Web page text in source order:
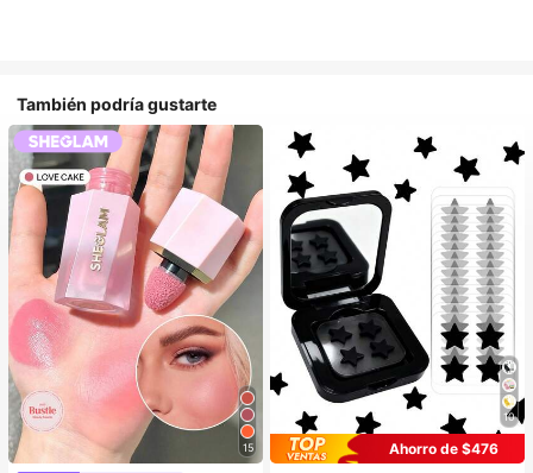
También podría gustarte
15
10
Ahorro de $476